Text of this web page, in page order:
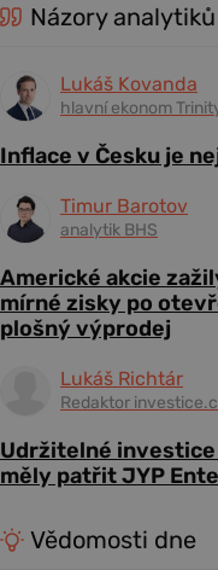
Názory analytiků
Lukáš Kovanda
hlavní ekonom
Inflace v Česku je
Timur Barotov
analytik BHS
Americké akcie
mírné zisky po
plošný výprodej
Lukáš Richtár
Redaktor
Udržitelné
měly patřit JYP
Vědomosti dne